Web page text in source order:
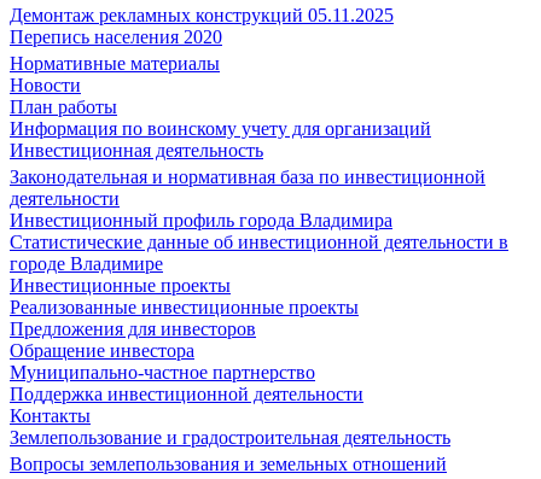
Демонтаж рекламных конструкций 05.11.2025
Перепись населения 2020
Нормативные материалы
Новости
План работы
Информация по воинскому учету для организаций
Инвестиционная деятельность
Законодательная и нормативная база по инвестиционной
деятельности
Инвестиционный профиль города Владимира
Статистические данные об инвестиционной деятельности в
городе Владимире
Инвестиционные проекты
Реализованные инвестиционные проекты
Предложения для инвесторов
Обращение инвестора
Муниципально-частное партнерство
Поддержка инвестиционной деятельности
Контакты
Землепользование и градостроительная деятельность
Вопросы землепользования и земельных отношений